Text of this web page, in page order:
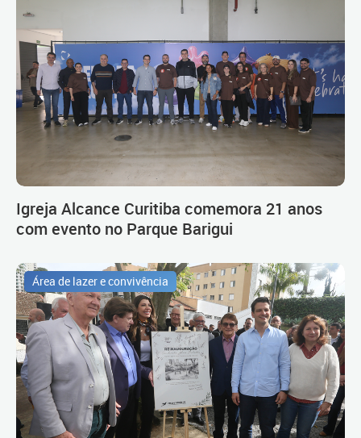
Igreja Alcance Curitiba comemora 21 anos
com evento no Parque Barigui
Área de lazer e convivência